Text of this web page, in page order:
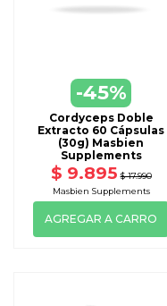
-45%
Cordyceps Doble
Extracto 60 Cápsulas
(30g) Masbien
Supplements
$ 9.895 $ 17.990
Masbien Supplements
AGREGAR A CARRO